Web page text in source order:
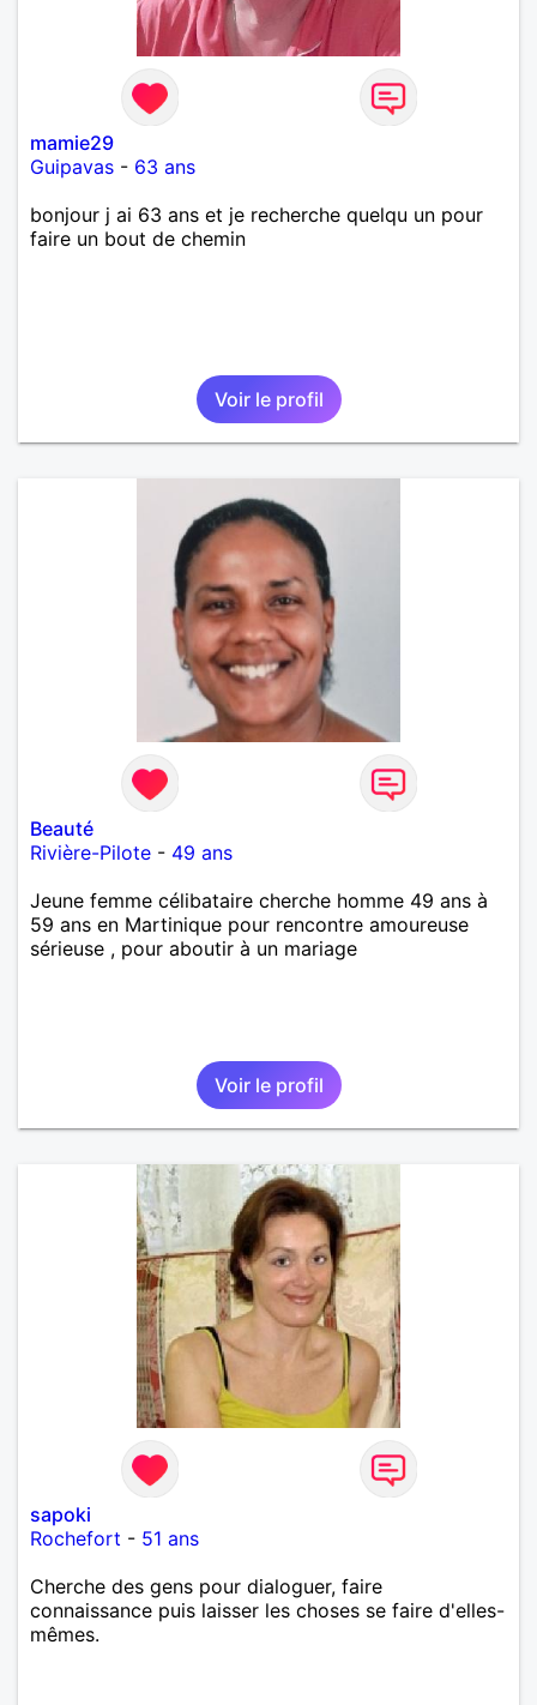
mamie29
Guipavas - 63 ans
bonjour j ai 63 ans et je recherche quelqu un pour
faire un bout de chemin
Voir le profil
Beauté
Rivière-Pilote - 49 ans
Jeune femme célibataire cherche homme 49 ans à
59 ans en Martinique pour rencontre amoureuse
sérieuse , pour aboutir à un mariage
Voir le profil
sapoki
Rochefort - 51 ans
Cherche des gens pour dialoguer, faire
connaissance puis laisser les choses se faire d'elles-
mêmes.